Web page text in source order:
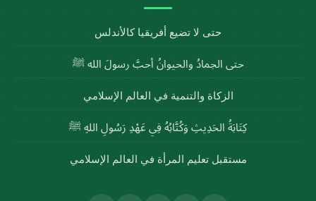
حتى لا تضيع أفريقيا كالأندلس
حتى الجمادُ والحيوانُ أحبَّ رسولَ الله ﷺ
الزكاة والتنمية في العالم الإسلامي
كِتَابَةُ الحَدِيثِ وَكُتَّابُهُ فِي عَهْدِ رَسُولِ اللهِ ﷺ
مستقبل تعليم المرأة في العالم الإسلامي